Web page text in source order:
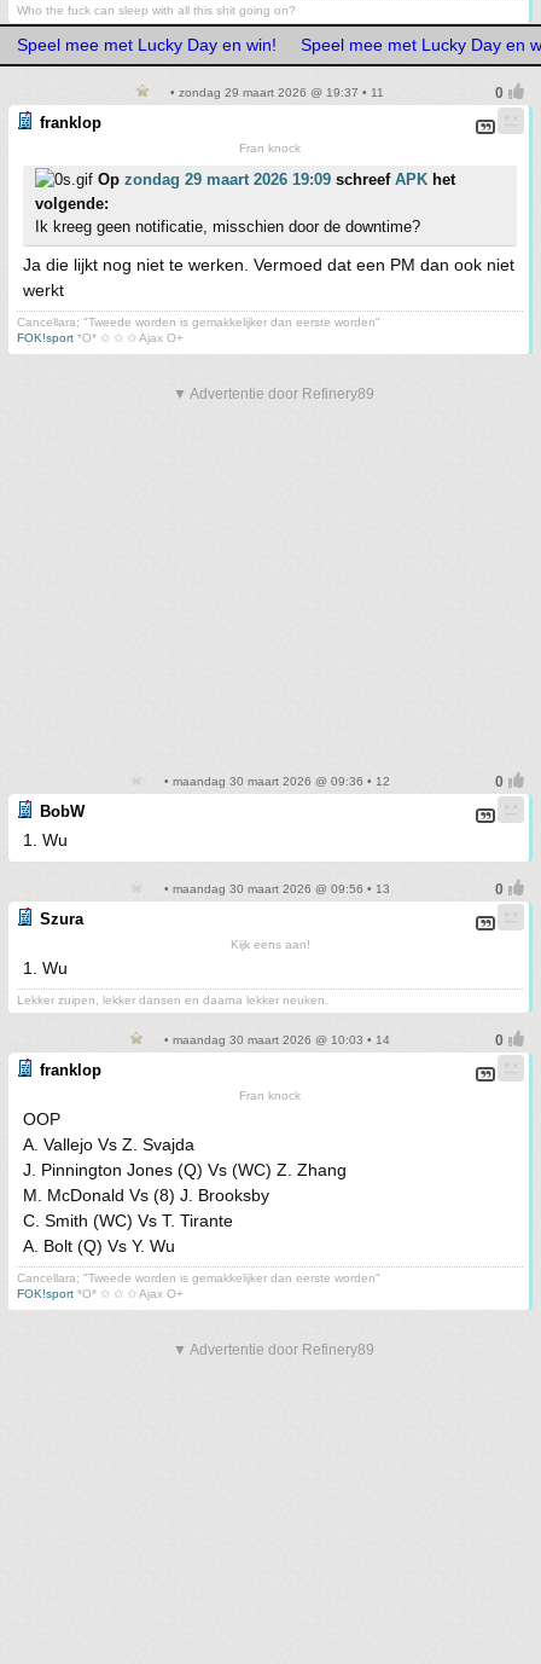
Who the fuck can sleep with all this shit going on?
Speel mee met Lucky Day en win! Speel mee met Lucky Day en
• zondag 29 maart 2026 @ 19:37 • 11
franklop
Fran knock
Op zondag 29 maart 2026 19:09 schreef APK het
volgende:
Ik kreeg geen notificatie, misschien door de downtime?
Ja die lijkt nog niet te werken. Vermoed dat een PM dan ook niet
werkt
Cancellara; "Tweede worden is gemakkelijker dan eerste worden"
FOK!sport *O* ✩ ✩ ✩ Ajax O+
▼ Advertentie door Refinery89
• maandag 30 maart 2026 @ 09:36 • 12
BobW
1. Wu
• maandag 30 maart 2026 @ 09:56 • 13
Szura
Kijk eens aan!
1. Wu
Lekker zuipen, lekker dansen en daarna lekker neuken.
• maandag 30 maart 2026 @ 10:03 • 14
franklop
Fran knock
OOP
A. Vallejo Vs Z. Svajda
J. Pinnington Jones (Q) Vs (WC) Z. Zhang
M. McDonald Vs (8) J. Brooksby
C. Smith (WC) Vs T. Tirante
A. Bolt (Q) Vs Y. Wu
Cancellara; "Tweede worden is gemakkelijker dan eerste worden"
FOK!sport *O* ✩ ✩ ✩ Ajax O+
▼ Advertentie door Refinery89